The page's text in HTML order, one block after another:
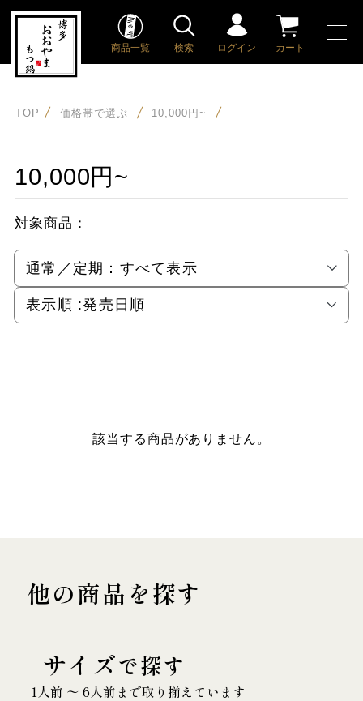
商品一覧 検索 ログイン カート
TOP 価格帯で選ぶ 10,000円~
10,000円~
対象商品：
通常／定期： すべて表示
表示順 :発売日順
該当する商品がありません。
他の商品を探す
サイズで探す
1人前 〜 6人前まで取り揃えています